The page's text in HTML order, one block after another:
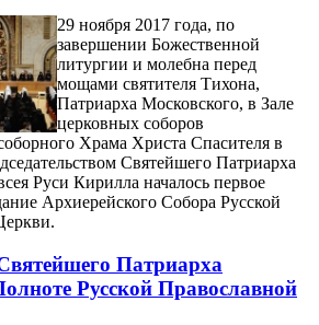
29 ноября 2017 года, по
завершении Божественной
литургии и молебна перед
мощами святителя Тихона,
Патриарха Московского, в Зале
церковных соборов
Храма Христа Спасителя в
Святейшего Патриарха
Руси Кирилла началось первое
Архиерейского Собора Русской
Патриарха
Русской Православной